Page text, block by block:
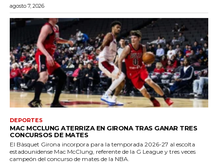
agosto 7, 2026
DEPORTES
MAC MCCLUNG ATERRIZA EN GIRONA TRAS GANAR TRES
CONCURSOS DE MATES
El Bàsquet Girona incorpora para la temporada 2026-27 al escolta
estadounidense Mac McClung, referente de la G League y tres veces
campeón del concurso de mates de la NBA.